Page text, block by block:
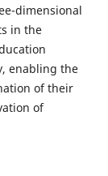
dimensional
in the
enabling the
of their
of